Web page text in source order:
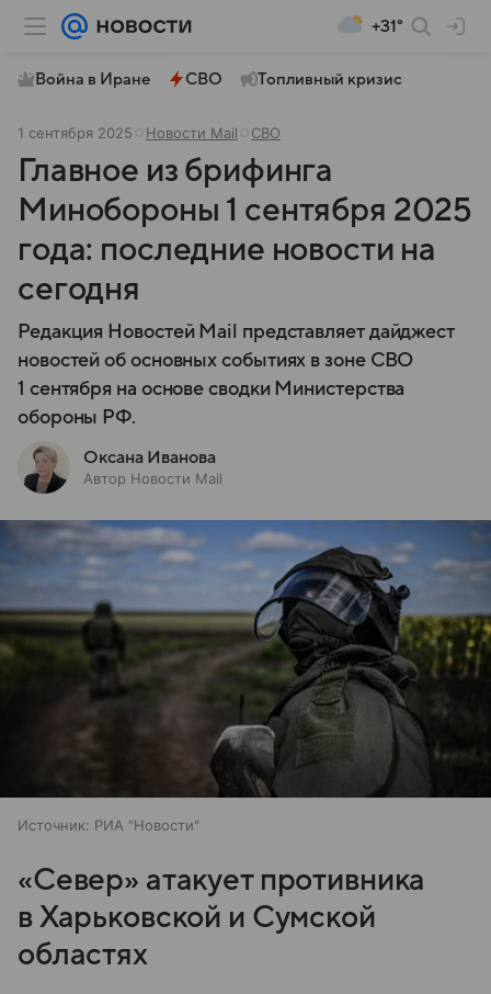
+31°
Война в Иране СВО Топливный кризис
1 сентября 2025 Новости Mail СВО
Главное из брифинга
Минобороны 1 сентября 2025
года: последние новости на
сегодня
Редакция Новостей Mail представляет дайджест
новостей об основных событиях в зоне СВО
1 сентября на основе сводки Министерства
обороны РФ.
Оксана Иванова
Автор Новости Mail
Источник: РИА "Новости"
«Север» атакует противника
в Харьковской и Сумской
областях